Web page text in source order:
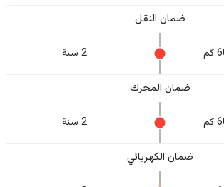
ضمان النقل
2 سنة
ضمان المحرك
2 سنة
ضمان الكهربائي